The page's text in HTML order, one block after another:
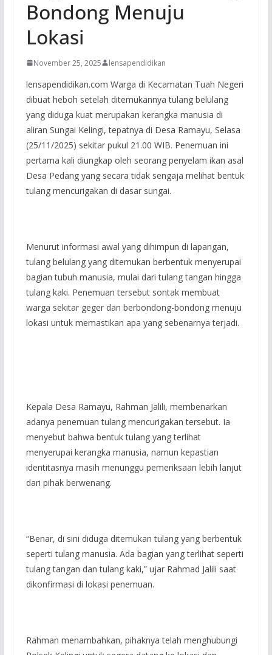
Bondong Menuju
Lokasi
November 25, 2025 lensapendidikan
lensapendidikan.com Warga di Kecamatan Tuah Negeri
dibuat heboh setelah ditemukannya tulang belulang
yang diduga kuat merupakan kerangka manusia di
aliran Sungai Kelingi, tepatnya di Desa Ramayu, Selasa
(25/11/2025) sekitar pukul 21.00 WIB. Penemuan ini
pertama kali diungkap oleh seorang penyelam ikan asal
Desa Pedang yang secara tidak sengaja melihat bentuk
tulang mencurigakan di dasar sungai.
Menurut informasi awal yang dihimpun di lapangan,
tulang belulang yang ditemukan berbentuk menyerupai
bagian tubuh manusia, mulai dari tulang tangan hingga
tulang kaki. Penemuan tersebut sontak membuat
warga sekitar geger dan berbondong-bondong menuju
lokasi untuk memastikan apa yang sebenarnya terjadi.
Kepala Desa Ramayu, Rahman Jalili, membenarkan
adanya penemuan tulang mencurigakan tersebut. Ia
menyebut bahwa bentuk tulang yang terlihat
menyerupai kerangka manusia, namun kepastian
identitasnya masih menunggu pemeriksaan lebih lanjut
dari pihak berwenang.
“Benar, di sini diduga ditemukan tulang yang berbentuk
seperti tulang manusia. Ada bagian yang terlihat seperti
tulang tangan dan tulang kaki,” ujar Rahmad Jalili saat
dikonfirmasi di lokasi penemuan.
Rahman menambahkan, pihaknya telah menghubungi